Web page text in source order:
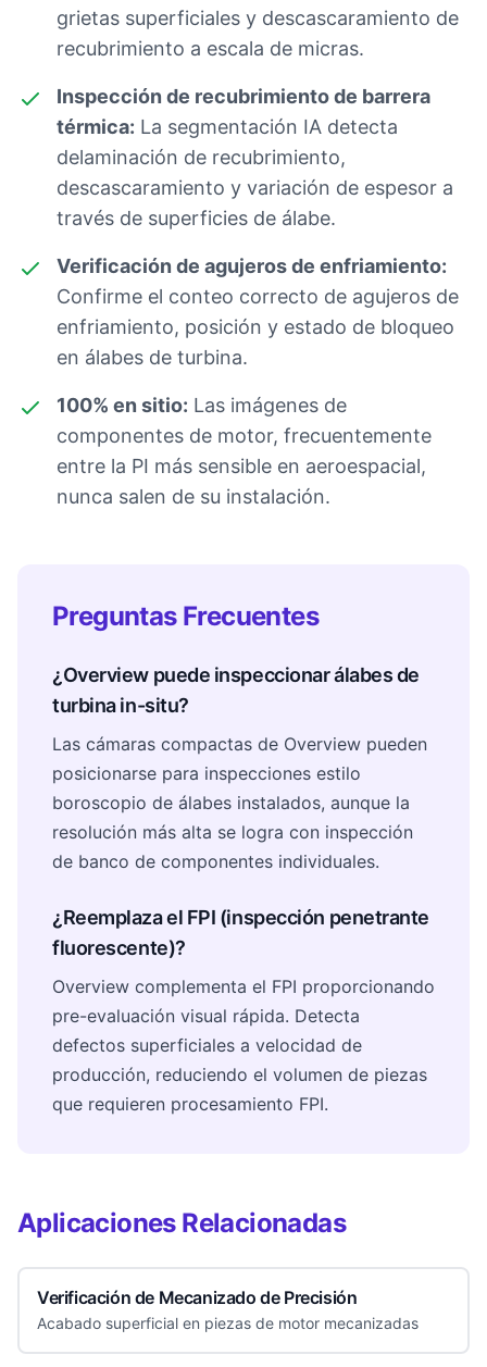
grietas superficiales y descascaramiento de
recubrimiento a escala de micras.
Inspección de recubrimiento de barrera
térmica: La segmentación IA detecta
delaminación de recubrimiento,
descascaramiento y variación de espesor a
través de superficies de álabe.
Verificación de agujeros de enfriamiento:
Confirme el conteo correcto de agujeros de
enfriamiento, posición y estado de bloqueo
en álabes de turbina.
100% en sitio: Las imágenes de
componentes de motor, frecuentemente
entre la PI más sensible en aeroespacial,
nunca salen de su instalación.
Preguntas Frecuentes
¿Overview puede inspeccionar álabes de
turbina in-situ?
Las cámaras compactas de Overview pueden
posicionarse para inspecciones estilo
boroscopio de álabes instalados, aunque la
resolución más alta se logra con inspección
de banco de componentes individuales.
¿Reemplaza el FPI (inspección penetrante
fluorescente)?
Overview complementa el FPI proporcionando
pre-evaluación visual rápida. Detecta
defectos superficiales a velocidad de
producción, reduciendo el volumen de piezas
que requieren procesamiento FPI.
Aplicaciones Relacionadas
Verificación de Mecanizado de Precisión
Acabado superficial en piezas de motor mecanizadas